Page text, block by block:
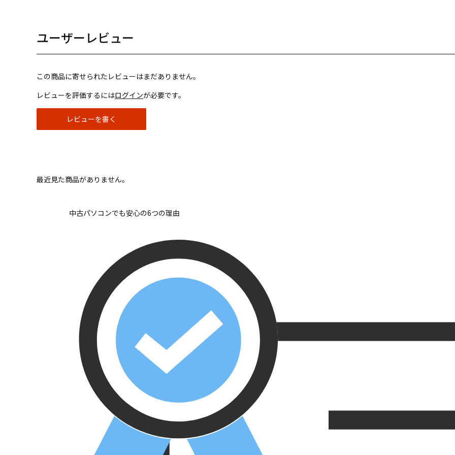
ユーザーレビュー
この商品に寄せられたレビューはまだありません。
レビューを評価するにはログインが必要です。
レビューを書く
最近見た商品がありません。
中古パソコンでも安心の6つの理由